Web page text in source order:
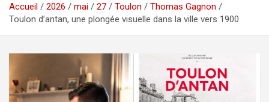
Accueil 2026 mai 27 Toulon
Thomas Gagnon
Toulon d’antan, une plongée visuelle dans la ville vers 1900